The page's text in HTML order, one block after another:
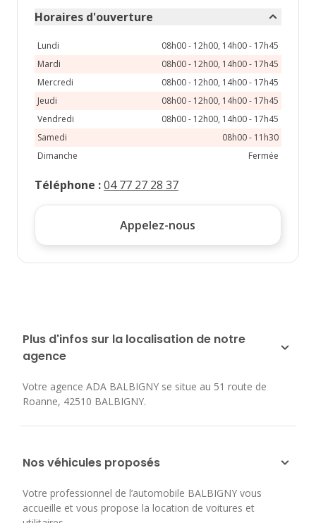
14
21 23 24 25
28 30
Horaires d'ouverture
Lundi
08h00 - 12h00, 14h00 - 17h45
Mardi
08h00 - 12h00, 14h00 - 17h45
Mercredi
08h00 - 12h00, 14h00 - 17h45
Jeudi
08h00 - 12h00, 14h00 - 17h45
Vendredi
08h00 - 12h00, 14h00 - 17h45
Samedi
08h00 - 11h30
Dimanche
Fermée
Téléphone :04 77 27 28 37
Appelez-nous
Plus d'infos sur la localisation de notre
agence
Votre agence ADA BALBIGNY se situe au 51 route de
Roanne, 42510 BALBIGNY.
Nos véhicules proposés
Votre professionnel de l’automobile BALBIGNY vous
accueille et vous propose la location de voitures et